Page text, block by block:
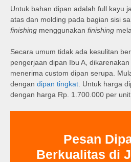
Untuk bahan dipan adalah full kayu
atas dan molding pada bagian sisi
finishing menggunakan finishing
Secara umum tidak ada kesulitan
pengerjaan dipan Ibu A,
menerima custom dipan serupa.
dengan dipan tingkat . Untuk harga
dengan harga Rp. 1.700.000 per unit.
Pesan
Berkualitas di